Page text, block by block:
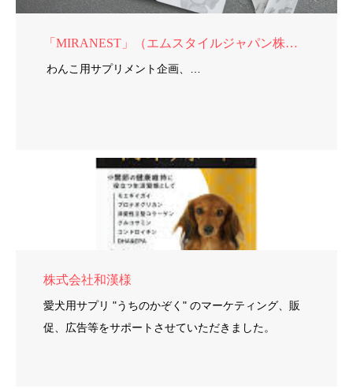
「MIRANEST」（エムスタイルジャパン株式会社）様
わんこ用サプリメント企画、…
株式会社和漢様
愛犬用サプリ "うちのかぞく" のマーケティング、販
促、広告等をサポートさせていただきました。